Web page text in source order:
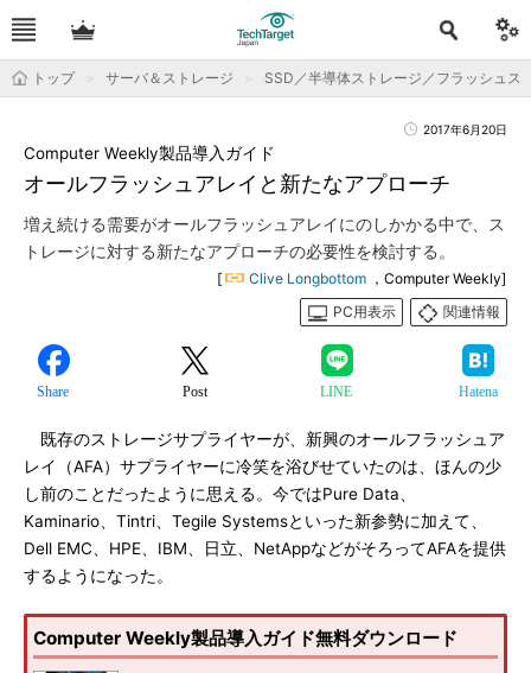
トップ サーバ＆ストレージ SSD／半導体ストレージ／フラッシュス
2017年6月20日
オールフラッシュアレイと新たなアプローチ
Computer Weekly製品導入ガイド
増え続ける需要がオールフラッシュアレイにのしかかる中で、ス
トレージに対する新たなアプローチの必要性を検討する。
[ Clive Longbottom ，Computer Weekly]
PC用表示
関連情報
Share Post LINE Hatena
既存のストレージサプライヤーが、新興のオールフラッシュア
レイ（AFA）サプライヤーに冷笑を浴びせていたのは、ほんの少
し前のことだったように思える。今ではPure Data、
Kaminario、Tintri、Tegile Systemsといった新参勢に加えて、
Dell EMC、HPE、IBM、日立、NetAppなどがそろってAFAを提供
するようになった。
Computer Weekly製品導入ガイド無料ダウンロード